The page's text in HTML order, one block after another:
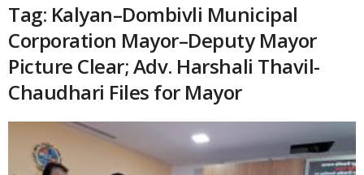
Tag: Kalyan–Dombivli Municipal
Corporation Mayor–Deputy Mayor
Picture Clear; Adv. Harshali Thavil-
Chaudhari Files for Mayor